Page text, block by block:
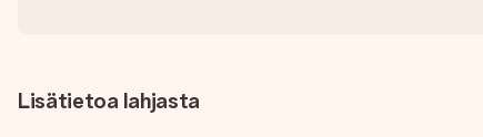
Lisätietoa lahjasta